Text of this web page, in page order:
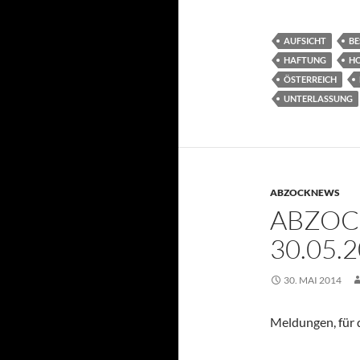
AUFSICHT
HAFTUNG
ÖSTERREICH
UNTERLASSUNG
ABZOCKNEWS
30. MAI 2014
Meldungen, für